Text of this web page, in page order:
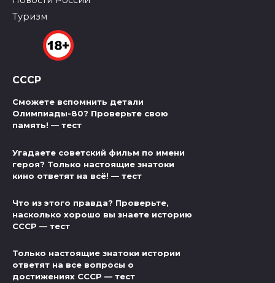
Туризм
СССР
Сможете вспомнить детали
Олимпиады-80? Проверьте свою
память! — тест
Угадаете советский фильм по имени
героя? Только настоящие знатоки
кино ответят на всё! — тест
Что из этого правда? Проверьте,
насколько хорошо вы знаете историю
СССР — тест
Только настоящие знатоки истории
ответят на все вопросы о
достижениях СССР — тест